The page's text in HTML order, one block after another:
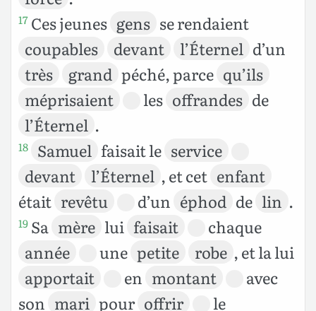
17 Ces jeunes gens se rendaient
coupables
devant l’Éternel d’un
très
grand péché, parce qu’ils
méprisaient
les offrandes de
l’Éternel .
18 Samuel faisait le service
devant
l’Éternel , et cet enfant
était revêtu d’un éphod de lin .
19 Sa mère lui faisait
chaque
année
une petite robe , et la lui
apportait
en montant
avec
son mari pour offrir
le